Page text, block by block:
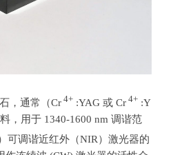
，通常（Cr 4+ :YAG或 Cr 4+ :Y
，用于 1340-1600 nm调谐范
可调谐近红外（NIR）激光器的